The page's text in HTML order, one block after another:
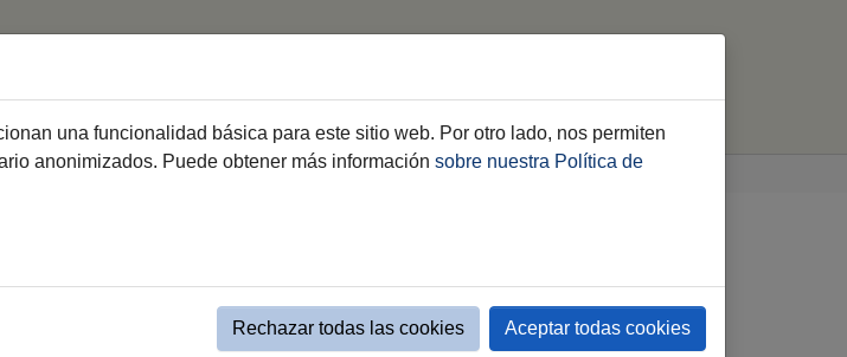
2024
DE DIRECTIVO-GERENTE PARA LA EMPRESA PÚBLICA
una funcionalidad básica para este sitio web. Por otro lado, nos permiten
anonimizados. Puede obtener más información sobre nuestra Política de
Rechazar todas las cookies Aceptar todas cookies